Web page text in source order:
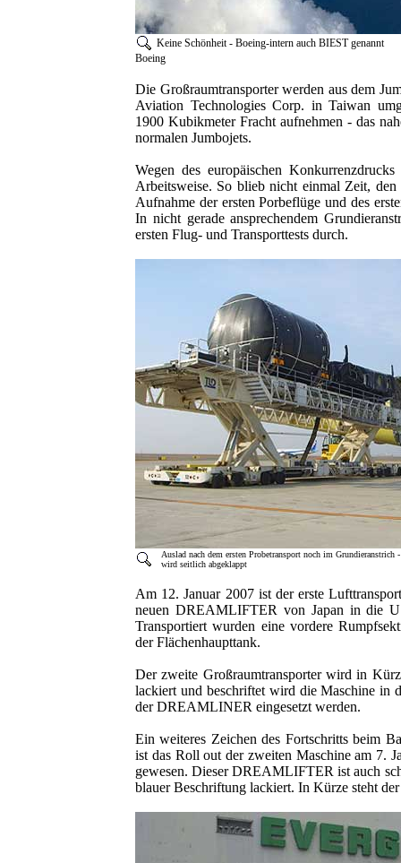
Keine Schönheit - Boeing-intern auch
Boeing
Die Großraumtransporter werden aus dem
Aviation Technologies Corp. in Taiwan
1900 Kubikmeter Fracht aufnehmen - das
normalen Jumbojets.
Wegen des europäischen
Arbeitsweise. So blieb nicht einmal Zeit,
Aufnahme der ersten Porbeflüge und des
In nicht gerade ansprechendem
ersten Flug- und Transporttests durch.
Auslad nach dem ersten Probetransport noch im Grundieranstrich
wird seitlich abgeklappt
Am 12. Januar 2007 ist der erste
neuen DREAMLIFTER von Japan in die
Transportiert wurden eine vordere
der Flächenhaupttank.
Der zweite Großraumtransporter wird in
lackiert und beschriftet wird die Maschine in
der DREAMLINER eingesetzt werden.
Ein weiteres Zeichen des Fortschritts beim
ist das Roll out der zweiten Maschine am 7.
gewesen. Dieser DREAMLIFTER ist auch
blauer Beschriftung lackiert. In Kürze steht